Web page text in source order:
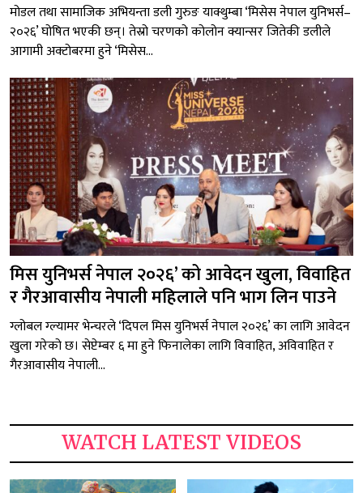
मोडल तथा सामाजिक अभियन्ता डली गुरुङ याक्थुम्बा ‘मिसेस नेपाल युनिभर्स–
२०२६’ घोषित भएकी छन्। तेस्रो चरणको कोलोन क्यान्सर जितेकी डलीले
आगामी अक्टोबरमा हुने ‘मिसेस...
मिस युनिभर्स नेपाल २०२६’ को आवेदन खुला, विवाहित
र गैरआवासीय नेपाली महिलाले पनि भाग लिन पाउने
ग्लोबल ग्ल्यामर भेन्चरले ‘दिपल मिस युनिभर्स नेपाल २०२६’ का लागि आवेदन
खुला गरेको छ। सेप्टेम्बर ६ मा हुने फिनालेका लागि विवाहित, अविवाहित र
गैरआवासीय नेपाली...
WATCH LATEST VIDEOS